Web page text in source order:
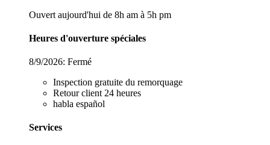
Ouvert aujourd'hui de 8h am à 5h pm
Heures d'ouverture spéciales
8/9/2026: Fermé
Inspection gratuite du remorquage
Retour client 24 heures
habla español
Services